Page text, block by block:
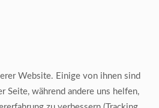
Website. Einige von ihnen sind
Seite, während andere uns helfen,